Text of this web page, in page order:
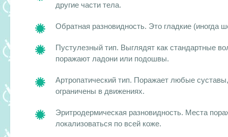
другие части тела.
Обратная разновидность. Это гладкие (иногда
Пустулезный тип. Выглядят как стандартные
поражают ладони или подошвы.
Артропатический тип. Поражает любые
ограничены в движениях.
Эритродермическая разновидность. Места
локализоваться по всей коже.